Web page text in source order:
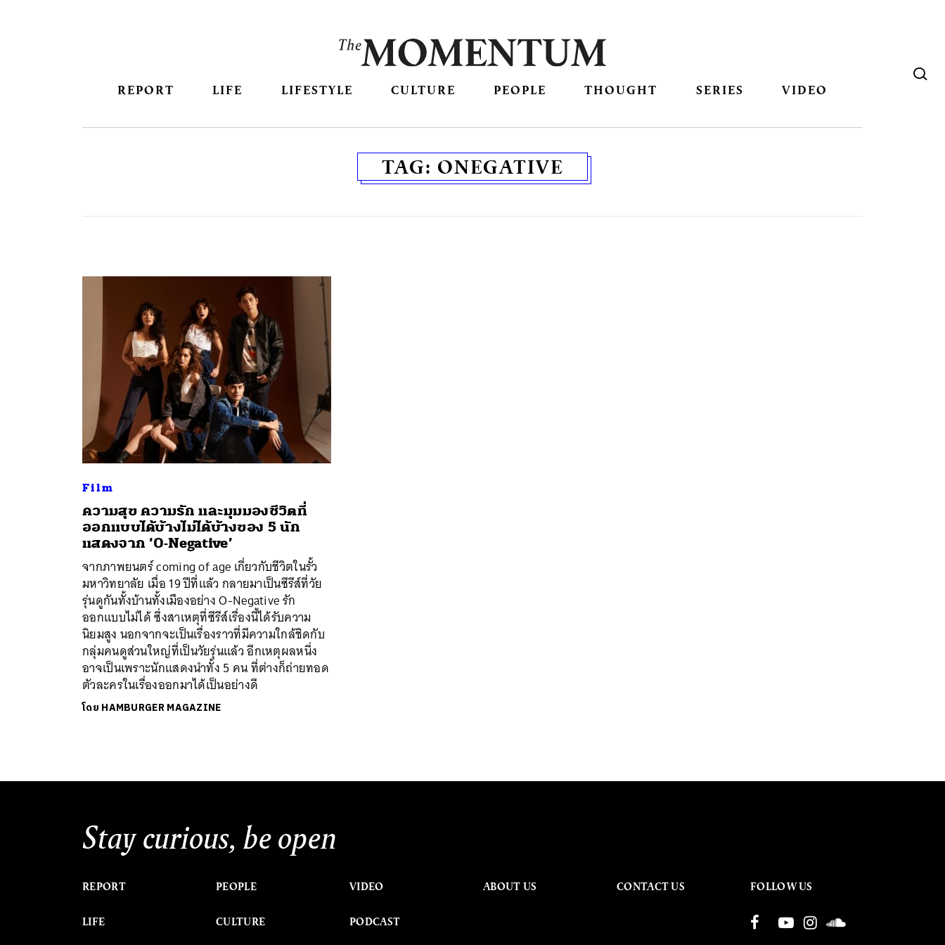
REPORT LIFE LIFESTYLE CULTURE PEOPLE THOUGHT SERIES VIDEO
TAG: ONEGATIVE
Film
ความสุข ความรัก และมุมมองชีวิตที่
ออกแบบได้บ้างไม่ได้บ้างของ 5 นัก
แสดงจาก ‘O-Negative’
จากภาพยนตร์ coming of age เกี่ยวกับชีวิตในรั้ว
มหาวิทยาลัย เมื่อ 19 ปีที่แล้ว กลายมาเป็นซีรีส์ที่วัย
รุ่นดูกันทั้งบ้านทั้งเมืองอย่าง O-Negative รัก
ออกแบบไม่ได้ ซึ่งสาเหตุที่ซีรีส์เรื่องนี้ได้รับความ
นิยมสูง นอกจากจะเป็นเรื่องราวที่มีความใกล้ชิดกับ
กลุ่มคนดูส่วนใหญ่ที่เป็นวัยรุ่นแล้ว อีกเหตุผลหนึ่ง
อาจเป็นเพราะนักแสดงนำทั้ง 5 คน ที่ต่างก็ถ่ายทอด
ตัวละครในเรื่องออกมาได้เป็นอย่างดี
โดย HAMBURGER MAGAZINE
Stay curious, be open
REPORT
LIFE
PEOPLE
CULTURE
VIDEO
PODCAST
ABOUT US CONTACT US FOLLOW US
ค้นหา